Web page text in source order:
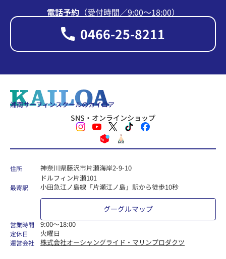
電話予約（受付時間∕9:00〜18:00）
0466-25-8211
湘南サーフィンスクールのカイロア
SNS・オンラインショップ
住所
神奈川県藤沢市片瀬海岸2-9-10
ドルフィン片瀬101
最寄駅 小田急江ノ島線「片瀬江ノ島」駅から徒歩10秒
グーグルマップ
営業時間 9:00〜18:00
定休日 火曜日
運営会社 株式会社オーシャングライド・マリンプロダクツ